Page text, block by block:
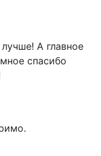
А главное
спасибо